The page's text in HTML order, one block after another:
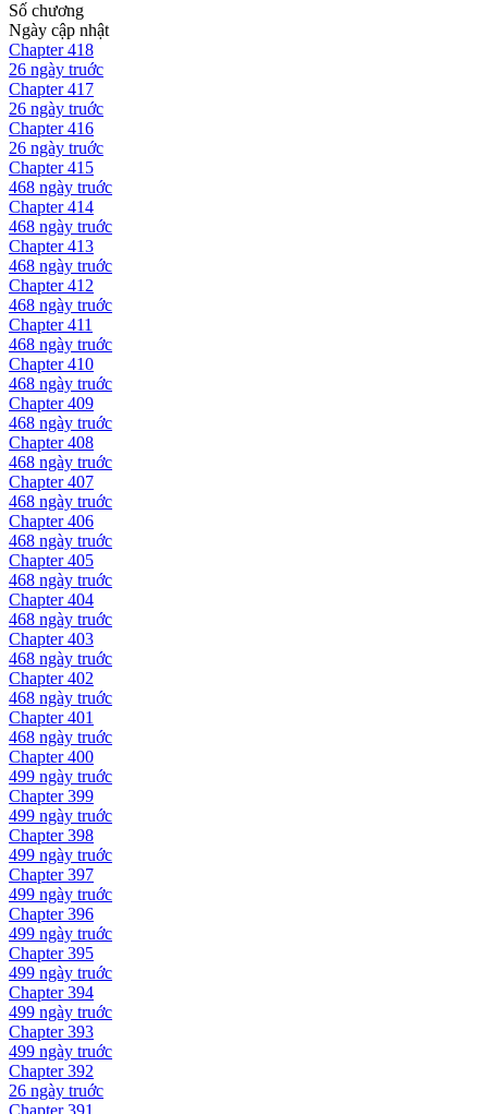
Số chương
Ngày cập nhật
Chapter418
26 ngày truớc
Chapter417
26 ngày truớc
Chapter416
26 ngày truớc
Chapter415
468 ngày truớc
Chapter414
468 ngày truớc
Chapter413
468 ngày truớc
Chapter412
468 ngày truớc
Chapter411
468 ngày truớc
Chapter410
468 ngày truớc
Chapter409
468 ngày truớc
Chapter408
468 ngày truớc
Chapter407
468 ngày truớc
Chapter406
468 ngày truớc
Chapter405
468 ngày truớc
Chapter404
468 ngày truớc
Chapter403
468 ngày truớc
Chapter402
468 ngày truớc
Chapter401
468 ngày truớc
Chapter400
499 ngày truớc
Chapter399
499 ngày truớc
Chapter398
499 ngày truớc
Chapter397
499 ngày truớc
Chapter396
499 ngày truớc
Chapter395
499 ngày truớc
Chapter394
499 ngày truớc
Chapter393
499 ngày truớc
Chapter392
26 ngày truớc